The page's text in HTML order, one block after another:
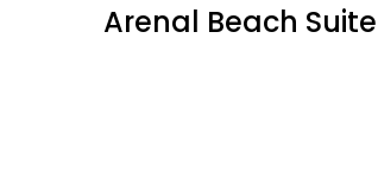
Arenal Beach